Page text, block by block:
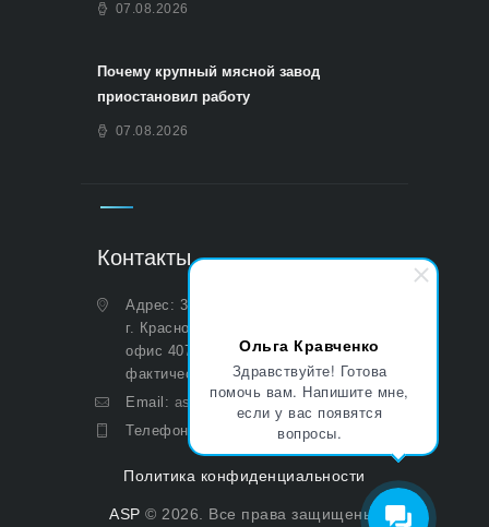
Ольга Кравченко
Здравствуйте! Готова
помочь вам. Напишите мне,
если у вас появятся
вопросы.
07.08.2026
Почему крупный мясной завод
приостановил работу
07.08.2026
Контакты
Адрес: 350051, Краснодарский край,
г. Краснодар, ул. Дальняя, д. 27,
офис 407 (Юридический и
фактический)
Email: asp@aoasp.ru
Телефон:
+7 (499) 380-83-05
Политика конфиденциальности
ASP © 2026. Все права защищены.